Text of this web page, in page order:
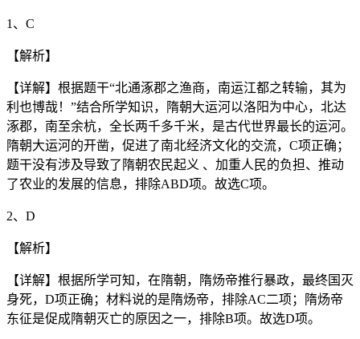
1、C
【解析】
【详解】根据题干“北通涿郡之渔商，南运江都之转输，其为
利也博哉！”结合所学知识，隋朝大运河以洛阳为中心，北达
涿郡，南至余杭，全长两千多千米，是古代世界最长的运河。
隋朝大运河的开凿，促进了南北经济文化的交流，C项正确；
题干没有涉及导致了隋朝农民起义 、加重人民的负担、推动
了农业的发展的信息，排除ABD项。故选C项。
2、D
【解析】
【详解】根据所学可知，在隋朝，隋炀帝推行暴政，最终国灭
身死，D项正确；材料说的是隋炀帝，排除AC二项；隋炀帝
东征是促成隋朝灭亡的原因之一，排除B项。故选D项。